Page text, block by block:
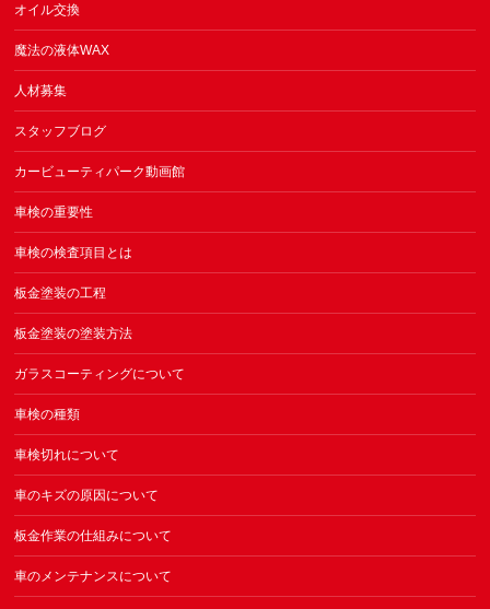
オイル交換
魔法の液体WAX
人材募集
スタッフブログ
カービューティパーク動画館
車検の重要性
車検の検査項目とは
板金塗装の工程
板金塗装の塗装方法
ガラスコーティングについて
車検の種類
車検切れについて
車のキズの原因について
板金作業の仕組みについて
車のメンテナンスについて